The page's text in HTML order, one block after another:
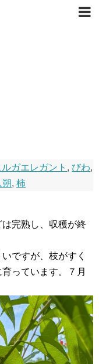
ルガエレガント , びわ,
朔, 柿
完熟し、収穫が終
ですが、枝がすく
っています。７月